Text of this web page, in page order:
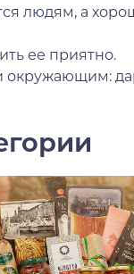
людям, а
ее приятно.
окружающим: